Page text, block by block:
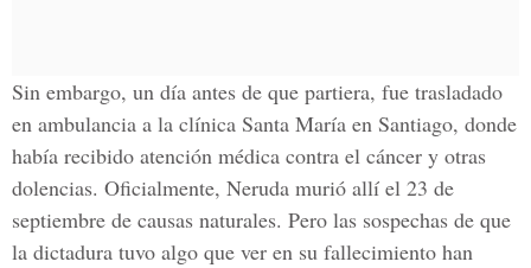
Sin embargo, un día antes de que partiera, fue trasladado
en ambulancia a la clínica Santa María en Santiago, donde
había recibido atención médica contra el cáncer y otras
dolencias. Oficialmente, Neruda murió allí el 23 de
septiembre de causas naturales. Pero las sospechas de que
la dictadura tuvo algo que ver en su fallecimiento han